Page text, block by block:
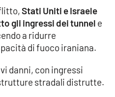
Stati Uniti e Israele
gli ingressi dei tunnel e
a ridurre
di fuoco iraniana.
danni, con ingressi
stradali distrutte.